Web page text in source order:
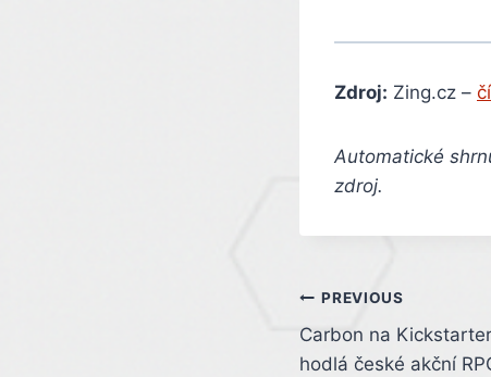
Zdroj: Zing.cz –
Automatické
zdroj.
Post
navigation
PREVIOUS
Carbon na
hodlá české akční